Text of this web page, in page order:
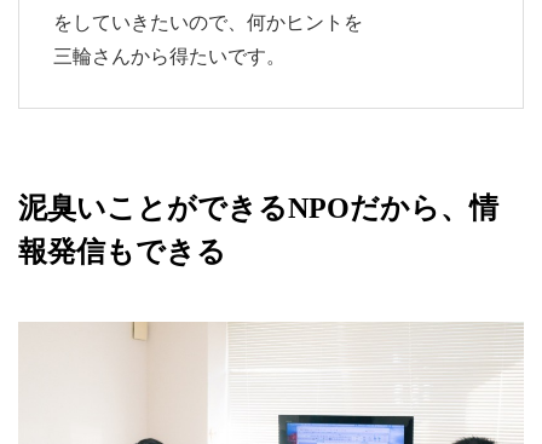
をしていきたいので、何かヒントを
三輪さんから得たいです。
泥臭いことができるNPOだから、情
報発信もできる